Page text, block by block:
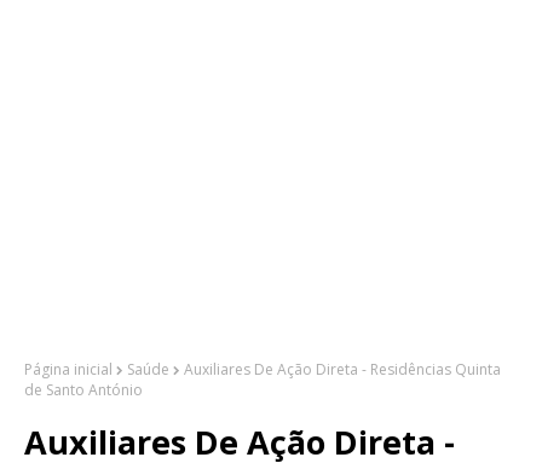
Página inicial Saúde
Auxiliares De Ação Direta - Residências Quinta
de Santo António
Auxiliares De Ação Direta -